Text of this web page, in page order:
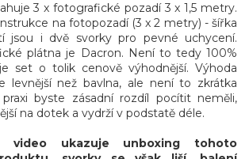
3 x fotografické pozadí 3 x 1,5 metry.
na fotopozadí (3 x 2 metry) - šířka
jsou i dvě svorky pro pevné uchycení.
plátna je Dacron. Není to tedy 100%
set o tolik cenově výhodnější. Výhoda
levnější než bavlna, ale není to zkrátka
byste zásadní rozdíl pocítit neměli,
na dotek a vydrží v podstatě déle.
video ukazuje unboxing tohoto